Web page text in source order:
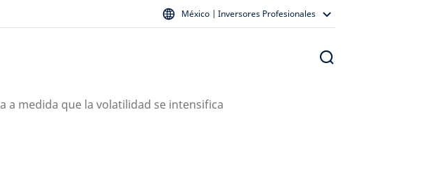
México | Inversores Profesionales
a medida que la volatilidad se intensifica